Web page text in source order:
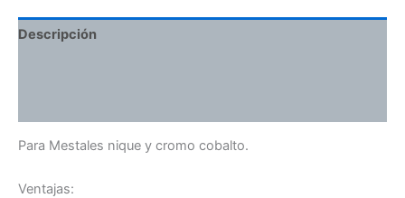
Descripción
Para Mestales nique y cromo cobalto.
Ventajas: